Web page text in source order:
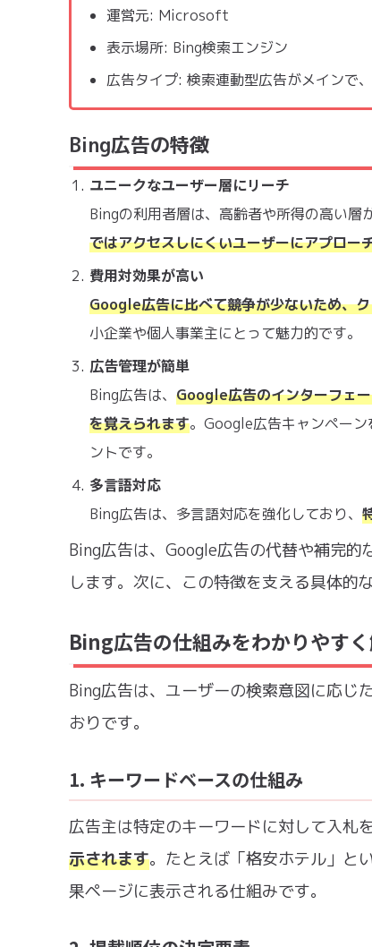
運営元: Microsoft
表示場所: Bing検索エンジン
広告タイプ: 検索連動型広告がメインで
Bing広告の特徴
ユニークなユーザー層にリーチ
Bingの利用者層は、高齢者や所得の高い
ではアクセスしにくいユーザーにアプロー
費用対効果が高い
Google広告に比べて競争が少ないため、
小企業や個人事業主にとって魅力的です。
広告管理が簡単
Bing広告は、Google広告のインターフェ
を覚えられます。Google広告キャンペー
ントです。
多言語対応
Bing広告は、多言語対応を強化しており、
Bing広告は、Google広告の代替や補完
します。次に、この特徴を支える具体的
Bing広告の仕組みをわかりやす
Bing広告は、ユーザーの検索意図に応じ
おりです。
1. キーワードベースの仕組み
広告主は特定のキーワードに対して入札を
示されます。たとえば「格安ホテル」と
果ページに表示される仕組みです。